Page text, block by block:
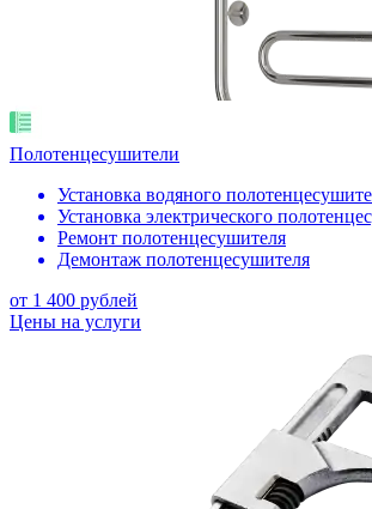
Полотенцесушители
Установка водяного
Установка электрического
Ремонт полотенцесушителя
Демонтаж полотенцесушителя
от 1 400 рублей
Цены на услуги